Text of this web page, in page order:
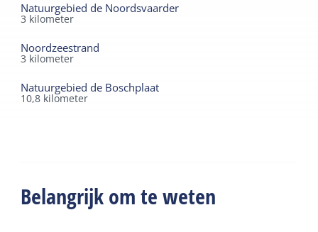
Natuurgebied de Noordsvaarder
3 kilometer
Noordzeestrand
3 kilometer
Natuurgebied de Boschplaat
10,8 kilometer
Belangrijk om te weten